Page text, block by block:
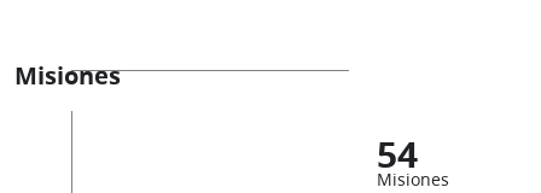
Misiones
54
Misiones